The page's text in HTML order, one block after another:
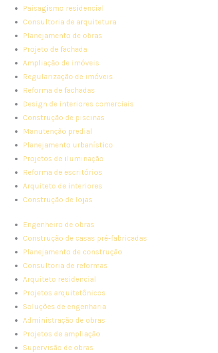
Paisagismo residencial
Consultoria de arquitetura
Planejamento de obras
Projeto de fachada
Ampliação de imóveis
Regularização de imóveis
Reforma de fachadas
Design de interiores comerciais
Construção de piscinas
Manutenção predial
Planejamento urbanístico
Projetos de iluminação
Reforma de escritórios
Arquiteto de interiores
Construção de lojas
Engenheiro de obras
Construção de casas pré-fabricadas
Planejamento de construção
Consultoria de reformas
Arquiteto residencial
Projetos arquitetônicos
Soluções de engenharia
Administração de obras
Projetos de ampliação
Supervisão de obras